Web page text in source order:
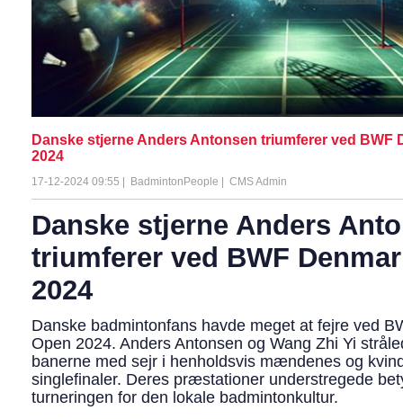
Danske stjerne Anders Antonsen triumferer ved BWF
2024
17-12-2024 09:55 | BadmintonPeople | CMS Admin
Danske stjerne Anders
triumferer ved BWF
2024
Danske badmintonfans havde meget at fejre ved
Open 2024. Anders Antonsen og Wang Zhi Yi
banerne med sejr i henholdsvis mændenes og
singlefinaler. Deres præstationer understregede
turneringen for den lokale badmintonkultur.